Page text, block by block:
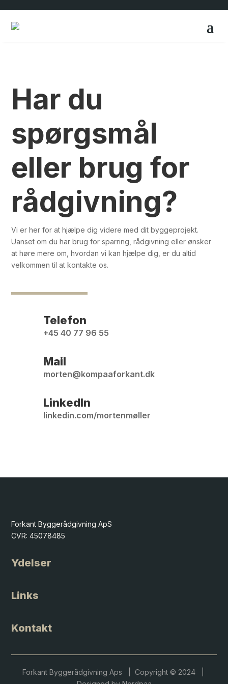
Har du
spørgsmål
eller brug for
rådgivning?
Vi er her for at hjælpe dig videre med dit byggeprojekt.
Uanset om du har brug for sparring, rådgivning eller ønsker
at høre mere om, hvordan vi kan hjælpe dig, er du altid
velkommen til at kontakte os.
Telefon
+45 40 77 96 55
Mail
morten@kompaaforkant.dk
LinkedIn
linkedin.com/mortenmøller
Forkant Byggerådgivning ApS
CVR: 45078485
Ydelser
Links
Kontakt
Forkant Byggerådgivning Aps | Copyright © 2024 |